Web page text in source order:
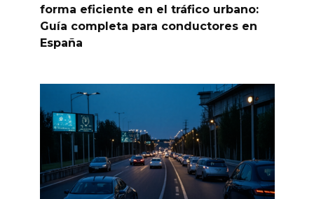
forma eficiente en el tráfico urbano:
Guía completa para conductores en
España